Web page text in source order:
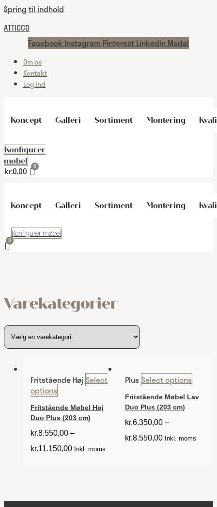
Spring til indhold
ATTICCO
Facebook Instagram Pinterest Linkedin Medal
Om os
Kontakt
Log ind
Koncept Galleri Sortiment Montering
Konfigurer
møbel
kr.0,00
Koncept Galleri Sortiment Montering
Konfigurer møbel
Varekategorier
Fritstående Høj Select
options
Fritstående Møbel Høj
Duo Plus (203 cm)
kr.8.550,00 –
kr.11.150,00 Inkl. moms
Plus Select options
Fritstående Møbel Lav
Duo Plus (203 cm)
kr.6.350,00 –
kr.8.550,00 Inkl. moms